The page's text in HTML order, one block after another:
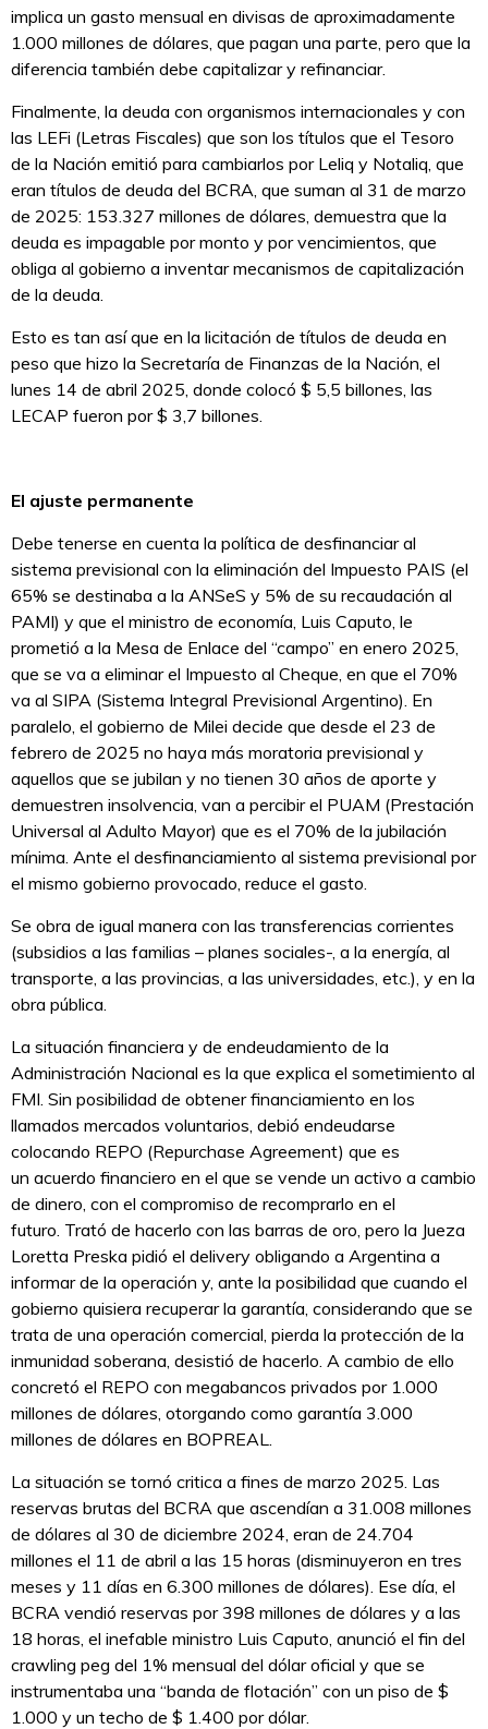
implica un gasto mensual en divisas de aproximadamente
1.000 millones de dólares, que pagan una parte, pero que la
diferencia también debe capitalizar y refinanciar.
Finalmente, la deuda con organismos internacionales y con
las LEFi (Letras Fiscales) que son los títulos que el Tesoro
de la Nación emitió para cambiarlos por Leliq y Notaliq, que
eran títulos de deuda del BCRA, que suman al 31 de marzo
de 2025: 153.327 millones de dólares, demuestra que la
deuda es impagable por monto y por vencimientos, que
obliga al gobierno a inventar mecanismos de capitalización
de la deuda.
Esto es tan así que en la licitación de títulos de deuda en
peso que hizo la Secretaría de Finanzas de la Nación, el
lunes 14 de abril 2025, donde colocó $ 5,5 billones, las
LECAP fueron por $ 3,7 billones.
El ajuste permanente
Debe tenerse en cuenta la política de desfinanciar al
sistema previsional con la eliminación del Impuesto PAIS (el
65% se destinaba a la ANSeS y 5% de su recaudación al
PAMI) y que el ministro de economía, Luis Caputo, le
prometió a la Mesa de Enlace del “campo” en enero 2025,
que se va a eliminar el Impuesto al Cheque, en que el 70%
va al SIPA (Sistema Integral Previsional Argentino). En
paralelo, el gobierno de Milei decide que desde el 23 de
febrero de 2025 no haya más moratoria previsional y
aquellos que se jubilan y no tienen 30 años de aporte y
demuestren insolvencia, van a percibir el PUAM (Prestación
Universal al Adulto Mayor) que es el 70% de la jubilación
mínima. Ante el desfinanciamiento al sistema previsional por
el mismo gobierno provocado, reduce el gasto.
Se obra de igual manera con las transferencias corrientes
(subsidios a las familias – planes sociales-, a la energía, al
transporte, a las provincias, a las universidades, etc.), y en la
obra pública.
La situación financiera y de endeudamiento de la
Administración Nacional es la que explica el sometimiento al
FMI. Sin posibilidad de obtener financiamiento en los
llamados mercados voluntarios, debió endeudarse
colocando REPO (Repurchase Agreement) que es
un acuerdo financiero en el que se vende un activo a cambio
de dinero, con el compromiso de recomprarlo en el
futuro. Trató de hacerlo con las barras de oro, pero la Jueza
Loretta Preska pidió el delivery obligando a Argentina a
informar de la operación y, ante la posibilidad que cuando el
gobierno quisiera recuperar la garantía, considerando que se
trata de una operación comercial, pierda la protección de la
inmunidad soberana, desistió de hacerlo. A cambio de ello
concretó el REPO con megabancos privados por 1.000
millones de dólares, otorgando como garantía 3.000
millones de dólares en BOPREAL.
La situación se tornó critica a fines de marzo 2025. Las
reservas brutas del BCRA que ascendían a 31.008 millones
de dólares al 30 de diciembre 2024, eran de 24.704
millones el 11 de abril a las 15 horas (disminuyeron en tres
meses y 11 días en 6.300 millones de dólares). Ese día, el
BCRA vendió reservas por 398 millones de dólares y a las
18 horas, el inefable ministro Luis Caputo, anunció el fin del
crawling peg del 1% mensual del dólar oficial y que se
instrumentaba una “banda de flotación” con un piso de $
1.000 y un techo de $ 1.400 por dólar.